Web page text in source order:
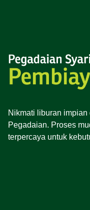
Nikmati liburan
Pegadaian. Proses
terpercaya untuk